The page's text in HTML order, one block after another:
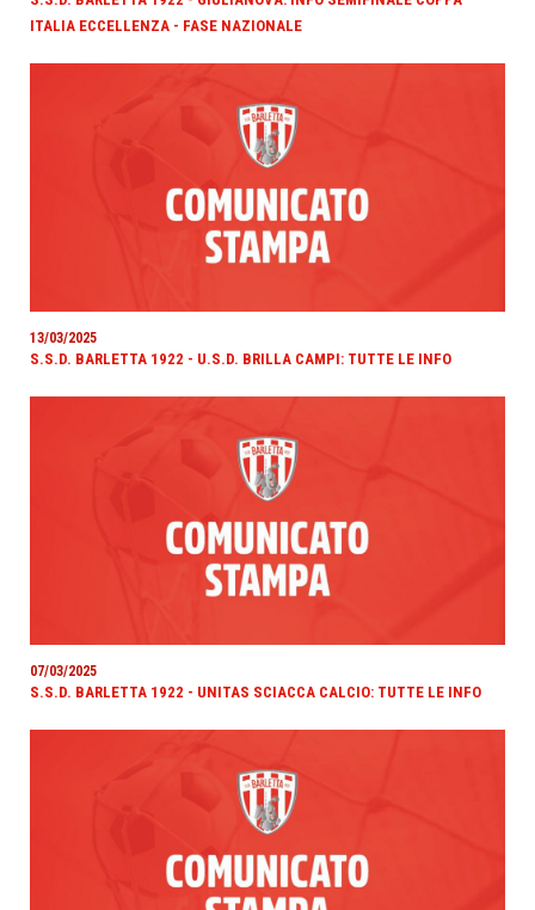
ITALIA ECCELLENZA - FASE NAZIONALE
13/03/2025
S.S.D. BARLETTA 1922 - U.S.D. BRILLA CAMPI: TUTTE LE INFO
07/03/2025
S.S.D. BARLETTA 1922 - UNITAS SCIACCA CALCIO: TUTTE LE INFO